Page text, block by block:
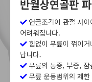
반월상연골판
연골조각이 관절 사
어려워집니다.
힘없이 무릎이 꺾이
납니다.
무릎의 통증, 부종,
무릎 운동범위의 제